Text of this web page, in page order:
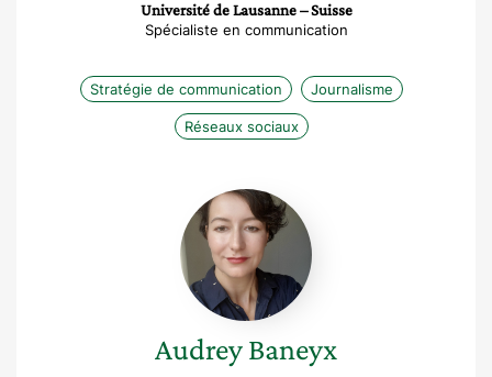
Université de Lausanne – Suisse
Spécialiste en communication
Stratégie de communication Journalisme
Réseaux sociaux
Audrey
Baneyx
AudreyBaneyx